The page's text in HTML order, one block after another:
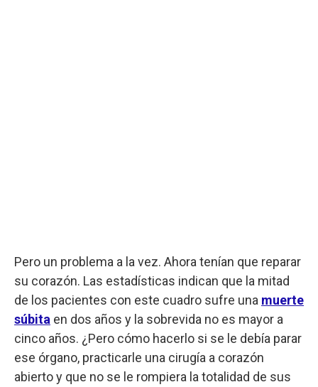
Pero un problema a la vez. Ahora tenían que reparar
su corazón. Las estadísticas indican que la mitad
de los pacientes con este cuadro sufre una muerte
súbita en dos años y la sobrevida no es mayor a
cinco años. ¿Pero cómo hacerlo si se le debía parar
ese órgano, practicarle una cirugía a corazón
abierto y que no se le rompiera la totalidad de sus